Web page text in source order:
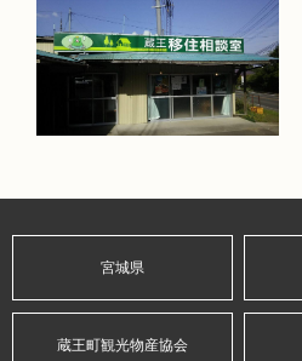
宮城県
蔵王町観光物産協会